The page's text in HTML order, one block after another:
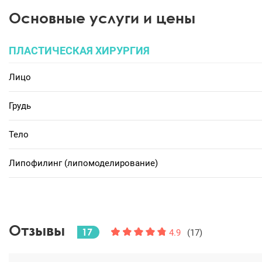
Основные услуги и цены
ПЛАСТИЧЕСКАЯ ХИРУРГИЯ
Лицо
Грудь
Тело
Липофилинг (липомоделирование)
Отзывы 17 4.9 (17)